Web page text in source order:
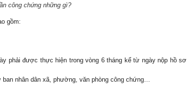
công chứng những gì?
gồm:
phải được thực hiện trong vòng 6 tháng kể từ ngày nộp hồ sơ
nhân dân xã, phường, văn phòng công chứng…